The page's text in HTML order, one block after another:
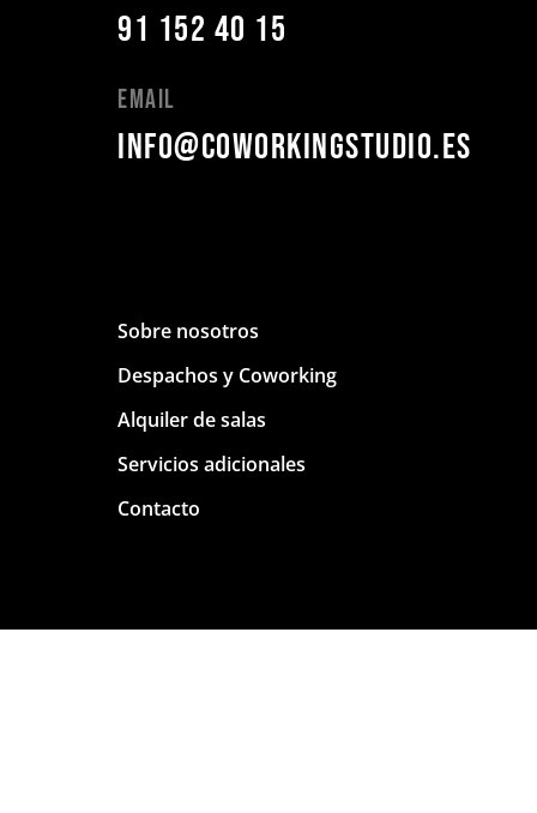
91 152 40 15
Email
info@coworkingstudio.es
Sobre nosotros
Despachos y Coworking
Alquiler de salas
Servicios adicionales
Contacto